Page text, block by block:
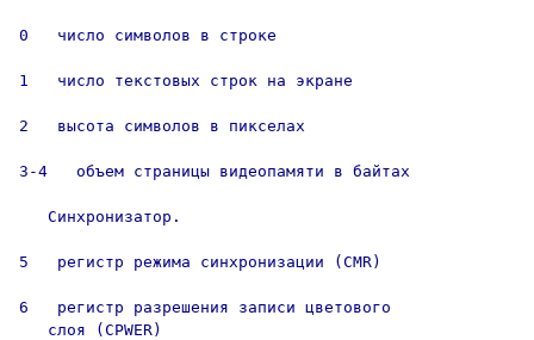
0   число символов в строке
1   число текстовых строк на экране
2   высота символов в пикселах
3-4   объем страницы видеопамяти в байтах
   Синхронизатор.
5   регистр режима синхронизации (CMR)
6   регистр разрешения записи цветового
   слоя (CPWER)